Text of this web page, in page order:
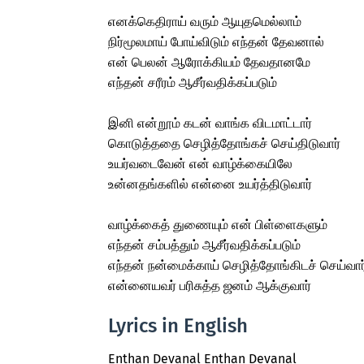
எனக்கெதிராய் வரும் ஆயுதமெல்லாம்
நிர்மூலமாய் போய்விடும் எந்தன் தேவனால்
என் பெலன் ஆரோக்கியம் தேவதானமே
எந்தன் சரீரம் ஆசீர்வதிக்கப்படும்
இனி என்றூம் கடன் வாங்க விடமாட்டார்
கொடுத்ததை செழித்தோங்கச் செய்திடுவார்
உயர்வடைவேன் என் வாழ்க்கையிலே
உன்னதங்களில் என்னை உயர்த்திடுவார்
வாழ்க்கைத் துணையும் என் பிள்ளைகளும்
எந்தன் சம்பத்தும் ஆசீர்வதிக்கப்படும்
எந்தன் நன்மைக்காய் செழித்தோங்கிடச்
என்னையவர் பரிசுத்த ஜனம் ஆக்குவார்
Lyrics in English
Enthan Devanal Enthan Devanal